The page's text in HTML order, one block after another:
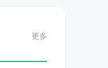
更多